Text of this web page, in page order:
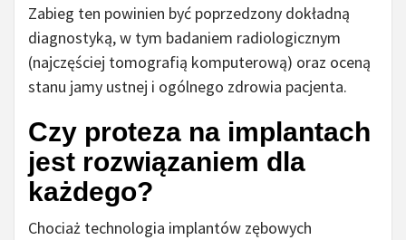
Zabieg ten powinien być poprzedzony dokładną
diagnostyką, w tym badaniem radiologicznym
(najczęściej tomografią komputerową) oraz oceną
stanu jamy ustnej i ogólnego zdrowia pacjenta.
Czy proteza na implantach
jest rozwiązaniem dla
każdego?
Chociaż technologia implantów zębowych